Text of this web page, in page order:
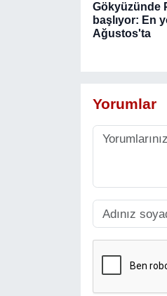
Gökyüzünde
başlıyor: En
Ağustos'ta
Yorumlar